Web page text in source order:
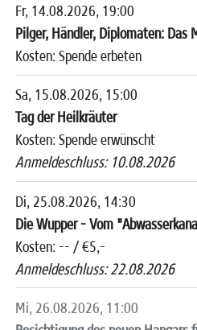
Fr, 14.08.2026, 19:00
Kosten: Spende erbeten
Sa, 15.08.2026, 15:00
Tag der Heilkräuter
Kosten: Spende erwünscht
Anmeldeschluss: 10.08.2026
Di, 25.08.2026, 14:30
Die Wupper - Vom
Kosten:-- /€5,-
Anmeldeschluss: 22.08.2026
Mi, 26.08.2026, 11:00